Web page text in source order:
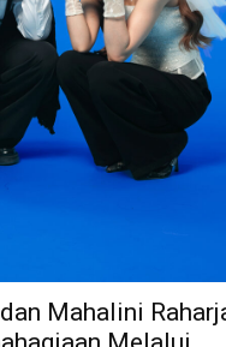
Mahalini